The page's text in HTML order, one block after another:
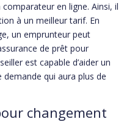
en ligne. Ainsi, il
à un meilleur tarif. En
un emprunteur peut
de prêt pour
est capable d’aider un
qui aura plus de
changement